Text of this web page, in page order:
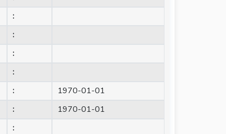
:
:
:
:
:
1970-01-01
:
1970-01-01
: